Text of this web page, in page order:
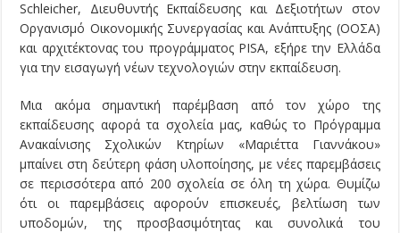
Schleicher, Διευθυντής Εκπαίδευσης και Δεξιοτήτων στον
Οργανισμό Οικονομικής Συνεργασίας και Ανάπτυξης (ΟΟΣΑ)
και αρχιτέκτονας του προγράμματος PISA, εξήρε την Ελλάδα
για την εισαγωγή νέων τεχνολογιών στην εκπαίδευση.
Μια ακόμα σημαντική παρέμβαση από τον χώρο της
εκπαίδευσης αφορά τα σχολεία μας, καθώς το Πρόγραμμα
Ανακαίνισης Σχολικών Κτηρίων «Μαριέττα Γιαννάκου»
μπαίνει στη δεύτερη φάση υλοποίησης, με νέες παρεμβάσεις
σε περισσότερα από 200 σχολεία σε όλη τη χώρα. Θυμίζω
ότι οι παρεμβάσεις αφορούν επισκευές, βελτίωση των
υποδομών, της προσβασιμότητας και συνολικά του